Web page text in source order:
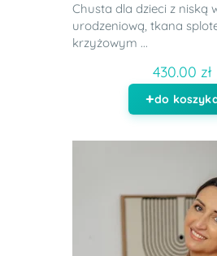
Chusta dla dzieci z niską
urodzeniową, tkana
krzyżowym ...
430.00 zł
do